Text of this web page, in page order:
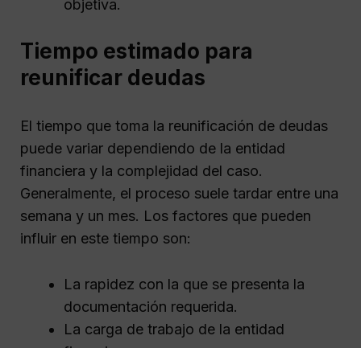
objetiva.
Tiempo estimado para
reunificar deudas
El tiempo que toma la reunificación de deudas
puede variar dependiendo de la entidad
financiera y la complejidad del caso.
Generalmente, el proceso suele tardar entre una
semana y un mes. Los factores que pueden
influir en este tiempo son:
La rapidez con la que se presenta la
documentación requerida.
La carga de trabajo de la entidad